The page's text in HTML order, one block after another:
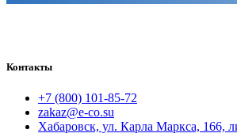
Контакты
+7 (800) 101-85-72
zakaz@e-co.su
Хабаровск, ул. Карла Маркса, 166,